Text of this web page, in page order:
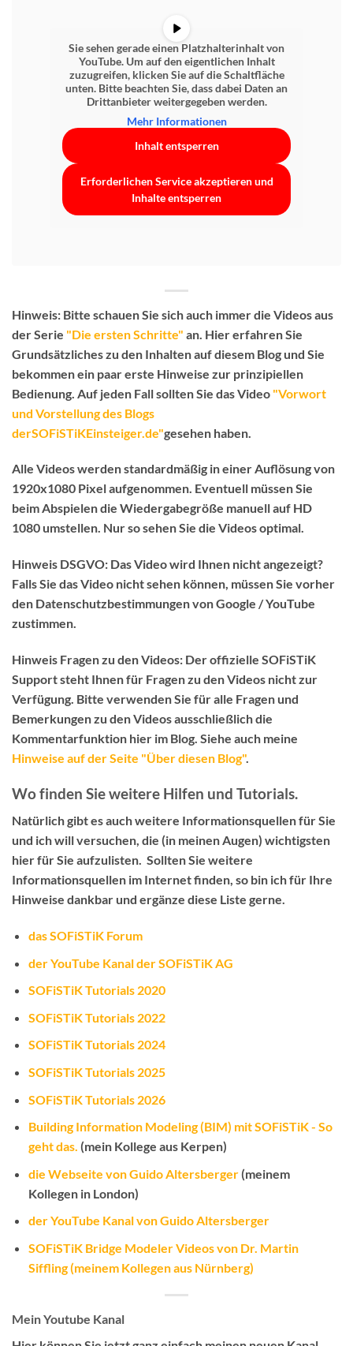
Sie sehen gerade einen Platzhalterinhalt von
YouTube. Um auf den eigentlichen Inhalt
zuzugreifen, klicken Sie auf die Schaltfläche
unten. Bitte beachten Sie, dass dabei Daten an
Drittanbieter weitergegeben werden.
Mehr Informationen
Inhalt entsperren
Erforderlichen Service akzeptieren und
Inhalte entsperren
Hinweis: Bitte schauen Sie sich auch immer die Videos aus
der Serie "Die ersten Schritte" an. Hier erfahren Sie
Grundsätzliches zu den Inhalten auf diesem Blog und Sie
bekommen ein paar erste Hinweise zur prinzipiellen
Bedienung. Auf jeden Fall sollten Sie das Video "Vorwort
und Vorstellung des Blogs
derSOFiSTiKEinsteiger.de"gesehen haben.
Alle Videos werden standardmäßig in einer Auflösung von
1920x1080 Pixel aufgenommen. Eventuell müssen Sie
beim Abspielen die Wiedergabegröße manuell auf HD
1080 umstellen. Nur so sehen Sie die Videos optimal.
Hinweis DSGVO: Das Video wird Ihnen nicht angezeigt?
Falls Sie das Video nicht sehen können, müssen Sie vorher
den Datenschutzbestimmungen von Google / YouTube
zustimmen.
Hinweis Fragen zu den Videos: Deroffizielle SOFiSTiK
Supportsteht Ihnen für Fragen zu den Videos nichtzur
Verfügung. Bitte verwenden Sie für alle Fragen und
Bemerkungen zu den Videos ausschließlich die
Kommentarfunktion hier im Blog. Siehe auch meine
Hinweise auf der Seite "Über diesen Blog".
Wo finden Sie weitere Hilfen und Tutorials.
Natürlich gibt es auch weitere Informationsquellen für Sie
und ich will versuchen, die (in meinen Augen) wichtigsten
hier für Sie aufzulisten. Sollten Sie weitere
Informationsquellen im Internet finden, so bin ich für Ihre
Hinweise dankbar und ergänze diese Liste gerne.
das SOFiSTiK Forum
der YouTube Kanal der SOFiSTiK AG
SOFiSTiK Tutorials 2020
SOFiSTiK Tutorials 2022
SOFiSTiK Tutorials 2024
SOFiSTiK Tutorials 2025
SOFiSTiK Tutorials 2026
Building Information Modeling (BIM) mit SOFiSTiK - So
geht das. (mein Kollege aus Kerpen)
die Webseite von Guido Altersberger(meinem
Kollegen in London)
der YouTube Kanal von Guido Altersberger
SOFiSTiK Bridge Modeler Videos von Dr. Martin
Siffling (meinem Kollegen aus Nürnberg)
Mein Youtube Kanal